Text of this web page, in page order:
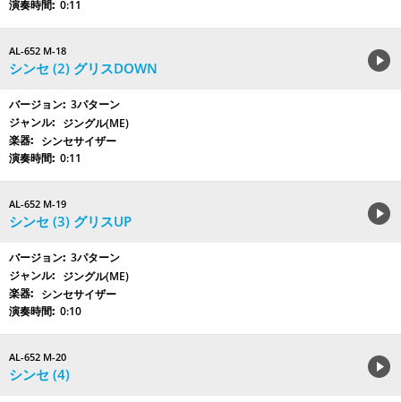
0:11
AL-652 M-18
シンセ (2) グリスDOWN
3パターン
ジングル(ME)
シンセサイザー
0:11
AL-652 M-19
シンセ (3) グリスUP
3パターン
ジングル(ME)
シンセサイザー
0:10
AL-652 M-20
シンセ (4)